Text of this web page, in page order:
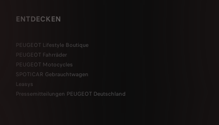
ENTDECKEN
PEUGEOT Lifestyle Boutique
PEUGEOT Fahrräder
PEUGEOT Motocycles
SPOTICAR Gebrauchtwagen
Leasys
Pressemitteilungen PEUGEOT Deutschland